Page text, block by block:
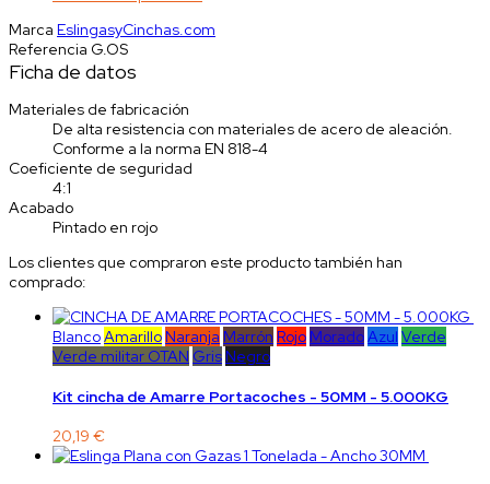
Marca EslingasyCinchas.com
Referencia G.OS
Ficha de datos
Materiales de fabricación
De alta resistencia con materiales de acero de aleación.
Conforme a la norma EN 818-4
Coeficiente de seguridad
4:1
Acabado
Pintado en rojo
Los clientes que compraron este producto también han
comprado:
BlancoAmarillo Naranja Marrón Rojo MoradoAzul Verde
Verde militar OTAN Gris Negro
Kit cincha de Amarre Portacoches - 50MM - 5.000KG
20,19 €